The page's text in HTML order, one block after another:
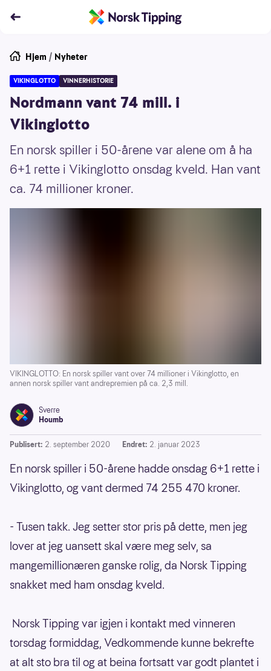
Hjem / Nyheter
VIKINGLOTTO VINNERHISTORIE
Nordmann vant 74 mill. i
Vikinglotto
En norsk spiller i 50-årene var alene om å ha
6+1 rette i Vikinglotto onsdag kveld. Han vant
ca. 74 millioner kroner.
VIKINGLOTTO: En norsk spiller vant over 74 millioner i Vikinglotto, en
annen norsk spiller vant andrepremien på ca. 2,3 mill.
Sverre
Houmb
Publisert: 2. september 2020 Endret: 2. januar 2023
En norsk spiller i 50-årene hadde onsdag 6+1 rette i
Vikinglotto, og vant dermed 74 255 470 kroner.
- Tusen takk. Jeg setter stor pris på dette, men jeg
lover at jeg uansett skal være meg selv, sa
mangemillionæren ganske rolig, da Norsk Tipping
snakket med ham onsdag kveld.
Norsk Tipping var igjen i kontakt med vinneren
torsdag formiddag, Vedkommende kunne bekrefte
at alt sto bra til og at beina fortsatt var godt plantet i